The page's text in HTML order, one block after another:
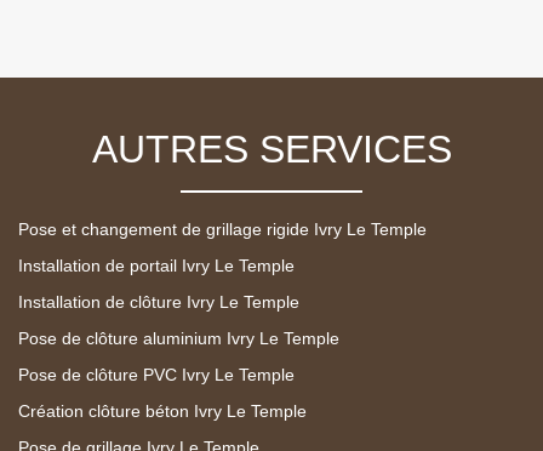
AUTRES SERVICES
Pose et changement de grillage rigide Ivry Le Temple
Installation de portail Ivry Le Temple
Installation de clôture Ivry Le Temple
Pose de clôture aluminium Ivry Le Temple
Pose de clôture PVC Ivry Le Temple
Création clôture béton Ivry Le Temple
Pose de grillage Ivry Le Temple